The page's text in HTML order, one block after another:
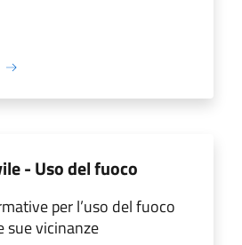
- Uso del fuoco
per l’uso del fuoco
sue vicinanze